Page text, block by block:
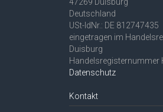
Deutschland
USt-IdNr.: DE 812747435
eingetragen im
Duisburg
Handelsregisternummer
Datenschutz
Kontakt